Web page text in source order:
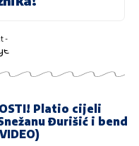
-
Platio cijeli
Đurišić i bend